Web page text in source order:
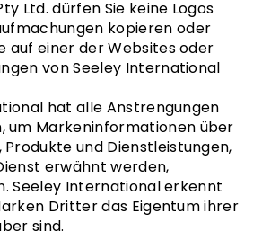
Ltd. dürfen Sie keine Logos
kopieren oder
auf einer der Websites oder
von Seeley International
hat alle Anstrengungen
um Markeninformationen über
und Dienstleistungen,
erwähnt werden,
Seeley International erkennt
Dritter das Eigentum ihrer
sind.